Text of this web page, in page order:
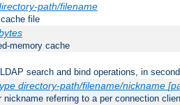
path/filename
file
memory cache
search and bind operations, in
directory-path/filename/nickname
nickname referring to a per connection